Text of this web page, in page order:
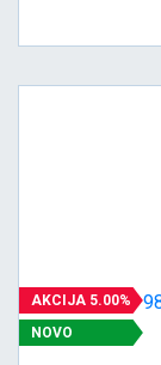
AKCIJA 5.00%
NOVO